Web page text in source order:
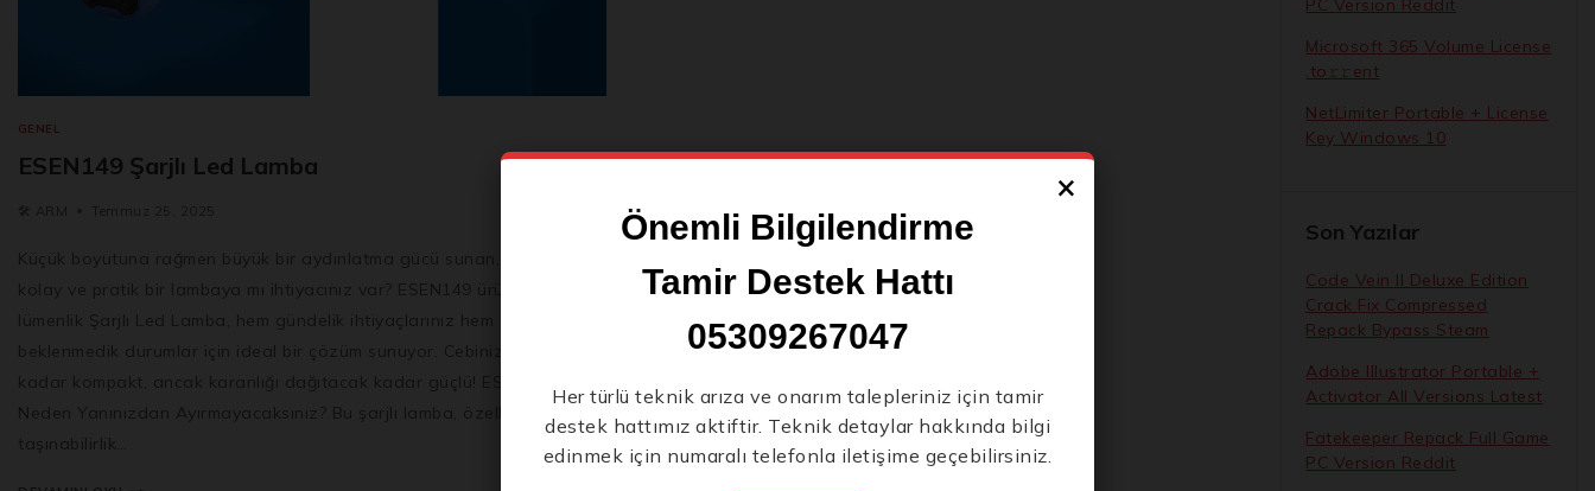
GENEL
ESEN149 Şarjlı Led Lamba
PC Version Reddit
Microsoft 365 Volume License
.tо𝚛𝚛еnt
NetLimiter Portable + License
Key Windows 10
Son Yazılar
Code Vein II Deluxe Edition
Crack Fix Compressed
Repack Bypass Steam
Adobe Illustrator Portable +
Activator All Versions Latest
Fatekeeper Repack Full Game
PC Version Reddit
×
Önemli Bilgilendirme
Tamir Destek Hattı
05309267047
Her türlü teknik arıza ve onarım talepleriniz için tamir
destek hattımız aktiftir. Teknik detaylar hakkında bilgi
edinmek için numaralı telefonla iletişime geçebilirsiniz.